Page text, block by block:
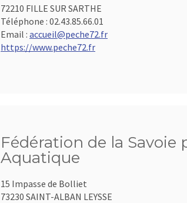
72210 FILLE SUR SARTHE
Téléphone : 02.43.85.66.01
Email : accueil@peche72.fr
https://www.peche72.fr
Fédération de la
Aquatique
15 Impasse de Bolliet
73230 SAINT-ALBAN LEYSSE